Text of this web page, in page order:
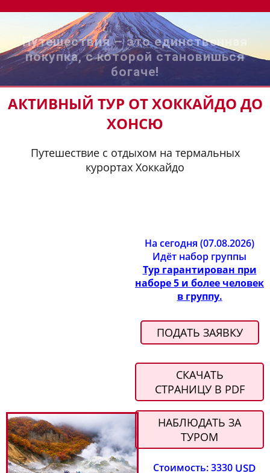
Путешествия – это единственная
покупка, с которой становишься
богаче!
АКТИВНЫЙ ТУР ОТ ХОККАЙДО ДО
ХОНСЮ
Путешествие с отдыхом на термальных
курортах Хоккайдо
На сегодня (07.08.2026)
Идёт набор группы
Тур гарантирован при
наборе 5 и более человек
в группу.
ПОДАТЬ ЗАЯВКУ
СКАЧАТЬ
СТРАНИЦУ В PDF
НАБЛЮДАТЬ ЗА
ТУРОМ
Стоимость: 3330 USD